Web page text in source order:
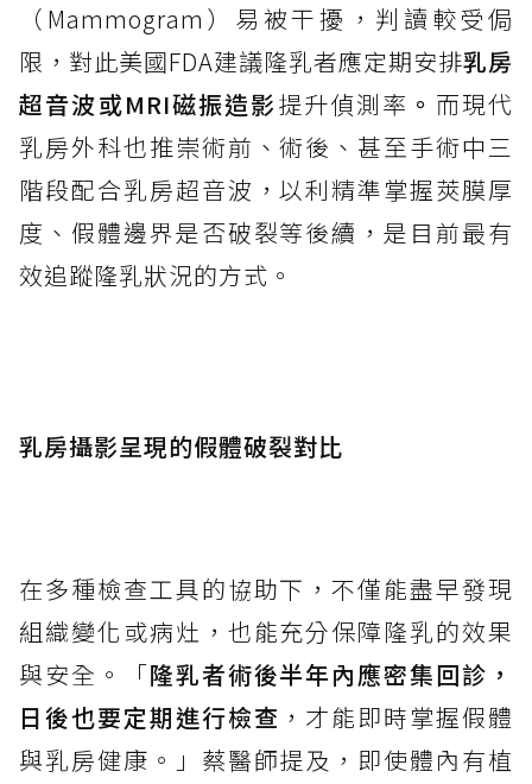
（Mammogram）易被干擾，判讀較受侷
限，對此美國FDA建議隆乳者應定期安排乳房
超音波或MRI磁振造影提升偵測率 。 而現代
乳房外科也推崇術前、術後、甚至手術中三
階段配合乳房超音波，以利精準掌握莢膜厚
度、假體邊界是否破裂等後續，是目前最有
效追蹤隆乳狀況的方式。
乳房攝影呈現的假體破裂對比
在多種檢查工具的協助下，不僅能盡早發現
組織變化或病灶，也能充分保障隆乳的效果
與安全。「隆乳者術後半年內應密集回診，
日後也要定期進行檢查 ，才能即時掌握假體
與乳房健康。」蔡醫師提及，即使體內有植